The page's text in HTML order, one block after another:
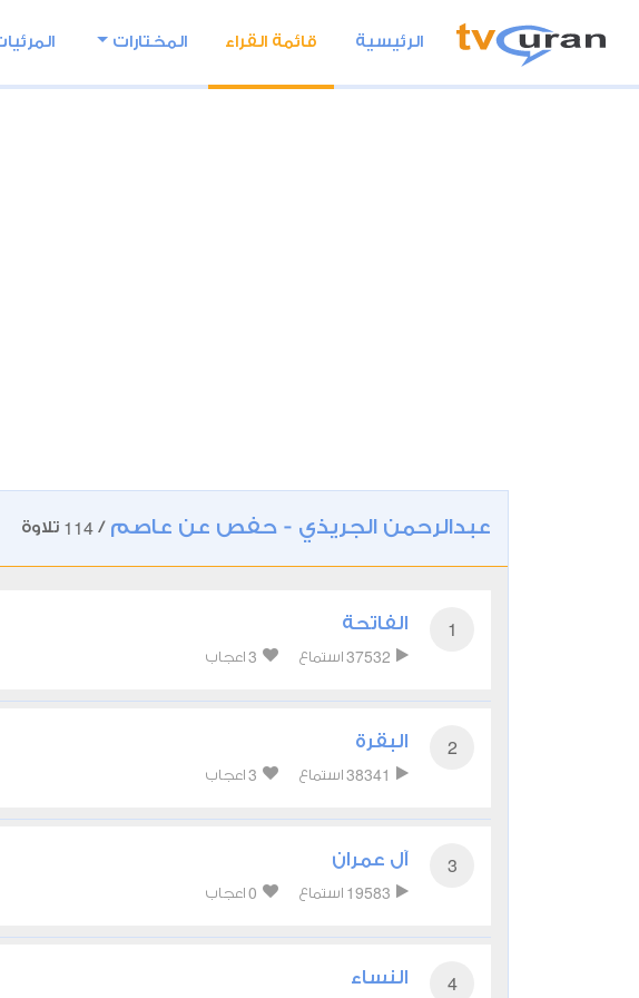
الرئيسية قائمة القراء المختارات
عبدالرحمن الجريذي - حفص عن عاصم /
114 تلاوة
1 الفاتحة
37532 استماع 3 اعجاب
2 البقرة
38341 استماع 3 اعجاب
3 آل عمران
19583 استماع 0 اعجاب
4 النساء